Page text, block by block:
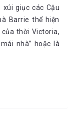
giục các Cậu
Barrie thể hiện
thời Victoria,
nhà” hoặc là